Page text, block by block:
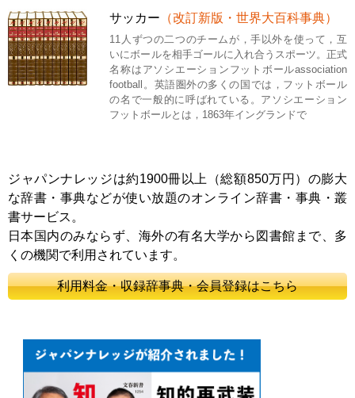
サッカー （改訂新版・世界大百科事典）
11人ずつの二つのチームが，手以外を使って，互
いにボールを相手ゴールに入れ合うスポーツ。正式
名称はアソシエーションフットボールassociation
football。英語圏外の多くの国では，フットボール
の名で一般的に呼ばれている。アソシエーション
フットボールとは，1863年イングランドで
ジャパンナレッジは約1900冊以上（総額850万円）の膨大
な辞書・事典などが使い放題のオンライン辞書・事典・叢
書サービス。
日本国内のみならず、海外の有名大学から図書館まで、多
くの機関で利用されています。
利用料金・収録辞事典・会員登録はこちら